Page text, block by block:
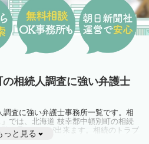
相続人調査に強い弁護士
査に強い弁護士事務所一覧です。相
では、北海道 枝幸郡中頓別町の相続
で見ることが出来ます。相続のトラブ
近隣の弁護士に相談してみましょう。
っと見る